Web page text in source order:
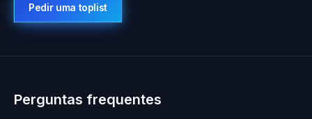
Pedir uma toplist
Perguntas frequentes